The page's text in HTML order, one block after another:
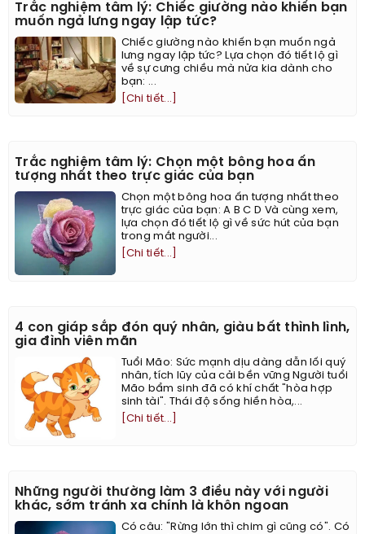
Trắc nghiệm tâm lý: Chiếc giường nào khiến bạn
muốn ngả lưng ngay lập tức?
Chiếc giường nào khiến bạn muốn ngả
lưng ngay lập tức? Lựa chọn đó tiết lộ gì
về sự cưng chiều mà nửa kia dành cho
bạn: ...
[Chi tiết...]
Trắc nghiệm tâm lý: Chọn một bông hoa ấn
tượng nhất theo trực giác của bạn
Chọn một bông hoa ấn tượng nhất theo
trực giác của bạn: A B C D Và cùng xem,
lựa chọn đó tiết lộ gì về sức hút của bạn
trong mắt người...
[Chi tiết...]
4 con giáp sắp đón quý nhân, giàu bất thình lình,
gia đình viên mãn
Tuổi Mão: Sức mạnh dịu dàng dẫn lối quý
nhân, tích lũy của cải bền vững Người tuổi
Mão bẩm sinh đã có khí chất "hòa hợp
sinh tài". Thái độ sống hiền hòa,...
[Chi tiết...]
Những người thường làm 3 điều này với người
khác, sớm tránh xa chính là khôn ngoan
Có câu: "Rừng lớn thì chim gì cũng có". Có